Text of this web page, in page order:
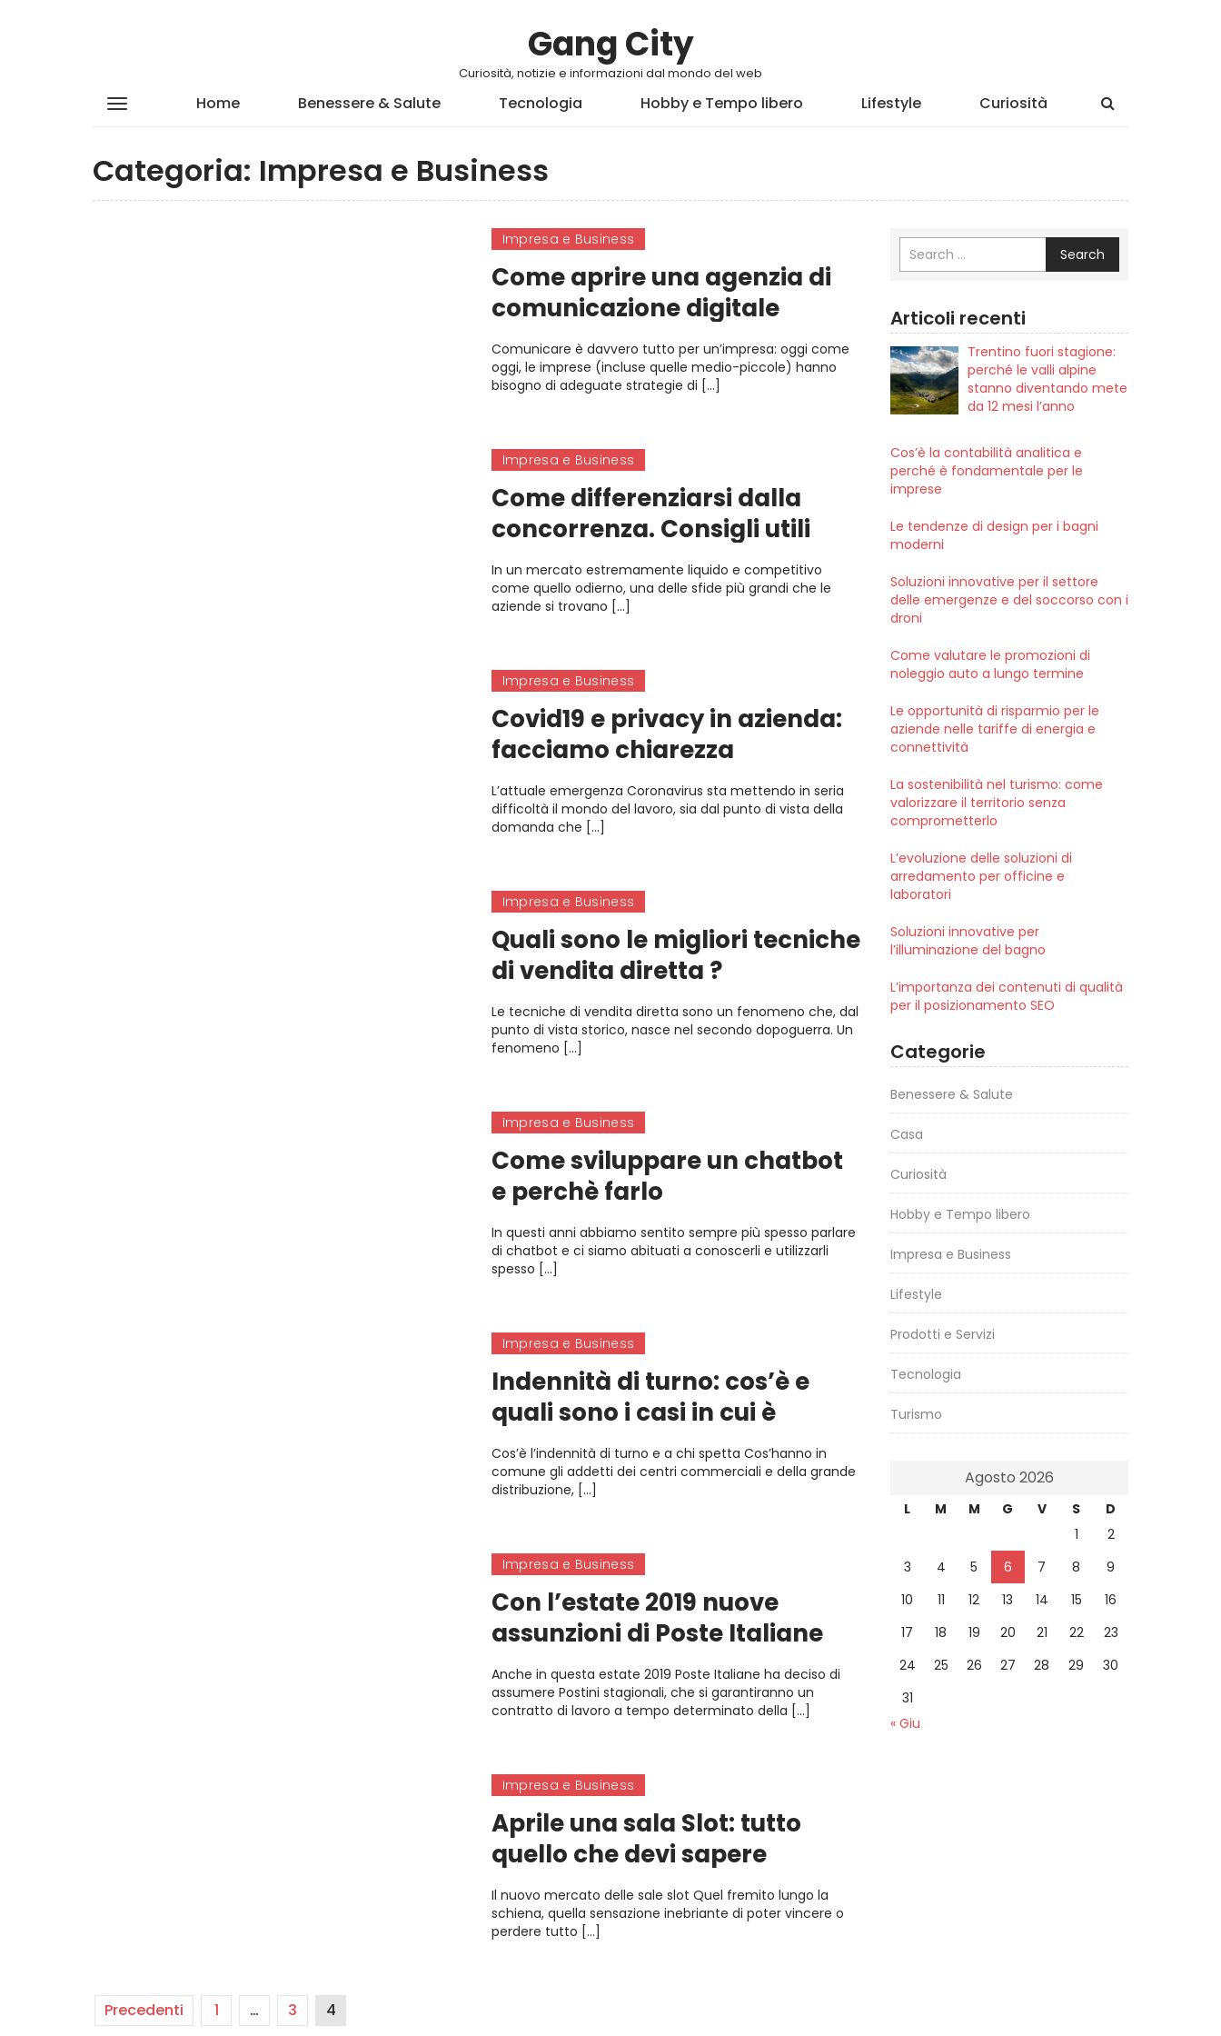
Gang City
Curiosità, notizie e informazioni dal mondo del web
Home Benessere & Salute Tecnologia Hobby e Tempo libero Lifestyle Curiosità
Categoria: Impresa e Business
Impresa e Business
Come aprire una agenzia di
comunicazione digitale
Comunicare è davvero tutto per un’impresa: oggi come
oggi, le imprese (incluse quelle medio-piccole) hanno
bisogno di adeguate strategie di […]
Impresa e Business
Come differenziarsi dalla
concorrenza. Consigli utili
In un mercato estremamente liquido e competitivo
come quello odierno, una delle sfide più grandi che le
aziende si trovano […]
Impresa e Business
Covid19 e privacy in azienda:
facciamo chiarezza
L’attuale emergenza Coronavirus sta mettendo in seria
difficoltà il mondo del lavoro, sia dal punto di vista della
domanda che […]
Impresa e Business
Quali sono le migliori tecniche
di vendita diretta ?
Le tecniche di vendita diretta sono un fenomeno che, dal
punto di vista storico, nasce nel secondo dopoguerra. Un
fenomeno […]
Impresa e Business
Come sviluppare un chatbot
e perchè farlo
In questi anni abbiamo sentito sempre più spesso parlare
di chatbot e ci siamo abituati a conoscerli e utilizzarli
spesso […]
Impresa e Business
Indennità di turno: cos’è e
quali sono i casi in cui è
prevista.
Cos’è l’indennità di turno e a chi spetta Cos’hanno in
comune gli addetti dei centri commerciali e della grande
distribuzione, […]
Impresa e Business
Con l’estate 2019 nuove
assunzioni di Poste Italiane
Anche in questa estate 2019 Poste Italiane ha deciso di
assumere Postini stagionali, che si garantiranno un
contratto di lavoro a tempo determinato della […]
Impresa e Business
Aprile una sala Slot: tutto
quello che devi sapere
Il nuovo mercato delle sale slot Quel fremito lungo la
schiena, quella sensazione inebriante di poter vincere o
perdere tutto […]
Precedenti 1 … 3 4
Search
Articoli recenti
Trentino fuori stagione:
perché le valli alpine
stanno diventando mete
da 12 mesi l’anno
Cos’è la contabilità analitica e
perché è fondamentale per le
imprese
Le tendenze di design per i bagni
moderni
Soluzioni innovative per il settore
delle emergenze e del soccorso con i
droni
Come valutare le promozioni di
noleggio auto a lungo termine
Le opportunità di risparmio per le
aziende nelle tariffe di energia e
connettività
La sostenibilità nel turismo: come
valorizzare il territorio senza
comprometterlo
L’evoluzione delle soluzioni di
arredamento per officine e
laboratori
Soluzioni innovative per
l’illuminazione del bagno
L’importanza dei contenuti di qualità
per il posizionamento SEO
Categorie
Benessere & Salute
Casa
Curiosità
Hobby e Tempo libero
Impresa e Business
Lifestyle
Prodotti e Servizi
Tecnologia
Turismo
Agosto 2026
L M M G V S
D
1
2
3
4 5 6 7 8
9
10
11 12 13 14 15
16
17
18 19 20 21 22
23
24
25 26 27 28 29
30
31
« Giu